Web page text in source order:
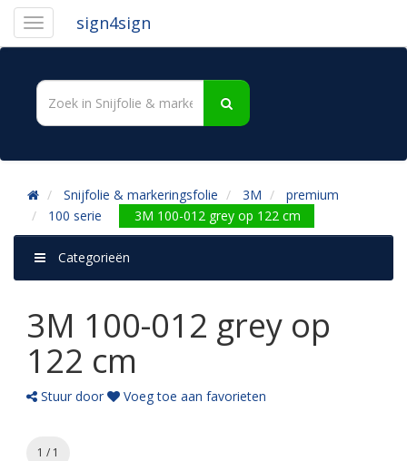
sign4sign
Snijfolie & markeringsfolie 3M
premium
100 serie
3M 100-012 grey op 122 cm
Categorieën
3M 100-012 grey op
122 cm
Stuur door Voeg toe aan favorieten
1 / 1